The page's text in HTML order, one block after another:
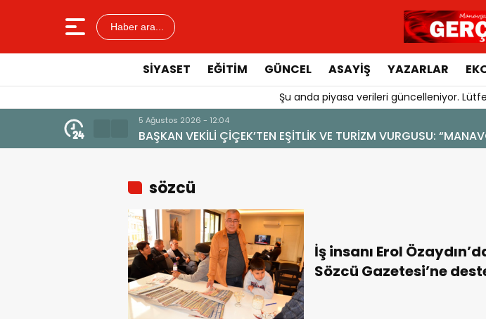
Haber ara...
SIYASET EĞITIM GÜNCEL ASAYIŞ YAZARLAR
Şu anda piyasa verileri güncelleniyor.
4 Ağustos 2026 - 19:47
YENİ BİR DİN: SOSYAL MEDYA
sözcü
İş insanı Erol
Sözcü Gazetesi’ne